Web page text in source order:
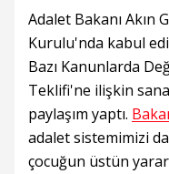
Adalet Bakanı Akın
Kurulu'nda kabul
Bazı Kanunlarda
Teklifi'ne ilişkin
paylaşım yaptı.
adalet sistemimizi
çocuğun üstün